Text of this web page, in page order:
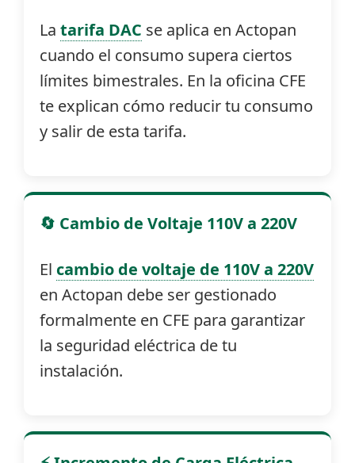
La tarifa DAC se aplica en Actopan
cuando el consumo supera ciertos
límites bimestrales. En la oficina CFE
te explican cómo reducir tu consumo
y salir de esta tarifa.
🔄 Cambio de Voltaje 110V a 220V
El cambio de voltaje de 110V a 220V
en Actopan debe ser gestionado
formalmente en CFE para garantizar
la seguridad eléctrica de tu
instalación.